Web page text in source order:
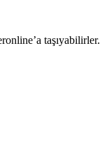
taşıyabilirler.